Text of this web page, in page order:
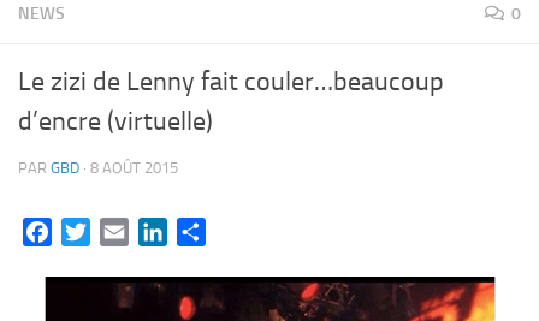
NEWS 0
Le zizi de Lenny fait couler…beaucoup
d’encre (virtuelle)
PAR GBD · 8 AOÛT 2015
FacebookTwitterEmail LinkedIn